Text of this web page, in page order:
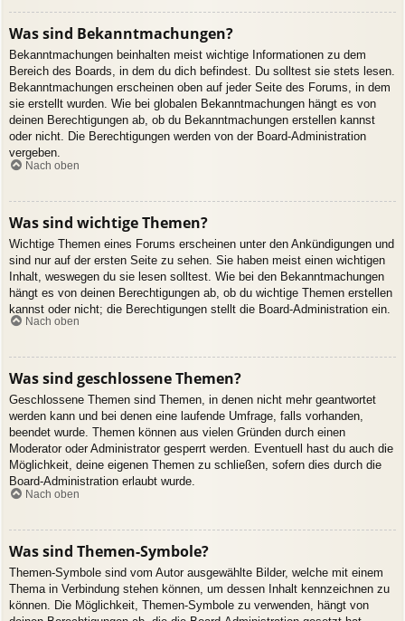
Was sind Bekanntmachungen?
Bekanntmachungen beinhalten meist wichtige Informationen zu dem
Bereich des Boards, in dem du dich befindest. Du solltest sie stets lesen.
Bekanntmachungen erscheinen oben auf jeder Seite des Forums, in dem
sie erstellt wurden. Wie bei globalen Bekanntmachungen hängt es von
deinen Berechtigungen ab, ob du Bekanntmachungen erstellen kannst
oder nicht. Die Berechtigungen werden von der Board-Administration
vergeben.
Nach oben
Was sind wichtige Themen?
Wichtige Themen eines Forums erscheinen unter den Ankündigungen und
sind nur auf der ersten Seite zu sehen. Sie haben meist einen wichtigen
Inhalt, weswegen du sie lesen solltest. Wie bei den Bekanntmachungen
hängt es von deinen Berechtigungen ab, ob du wichtige Themen erstellen
kannst oder nicht; die Berechtigungen stellt die Board-Administration ein.
Nach oben
Was sind geschlossene Themen?
Geschlossene Themen sind Themen, in denen nicht mehr geantwortet
werden kann und bei denen eine laufende Umfrage, falls vorhanden,
beendet wurde. Themen können aus vielen Gründen durch einen
Moderator oder Administrator gesperrt werden. Eventuell hast du auch die
Möglichkeit, deine eigenen Themen zu schließen, sofern dies durch die
Board-Administration erlaubt wurde.
Nach oben
Was sind Themen-Symbole?
Themen-Symbole sind vom Autor ausgewählte Bilder, welche mit einem
Thema in Verbindung stehen können, um dessen Inhalt kennzeichnen zu
können. Die Möglichkeit, Themen-Symbole zu verwenden, hängt von